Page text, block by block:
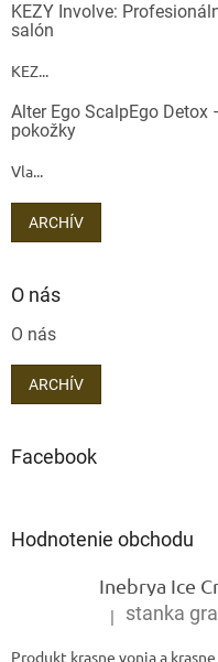
KEZY Involve:
salón
KEZ...
Alter Ego ScalpEgo
pokožky
Vla...
ARCHÍV
O nás
O nás
ARCHÍV
Facebook
Hodnotenie obchodu
Hodnotenie
| stanka
Produkt krasne vonia a